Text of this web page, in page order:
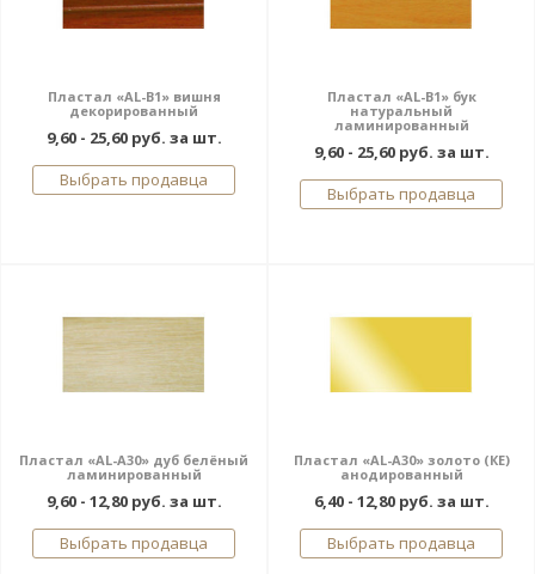
Пластал «AL-В1» вишня
декорированный
9,60 - 25,60 руб. за шт.
Выбрать продавца
Пластал «AL-В1» бук
натуральный
ламинированный
9,60 - 25,60 руб. за шт.
Выбрать продавца
Пластал «AL-A30» дуб белёный
ламинированный
9,60 - 12,80 руб. за шт.
Выбрать продавца
Пластал «AL-A30» золото (КЕ)
анодированный
6,40 - 12,80 руб. за шт.
Выбрать продавца